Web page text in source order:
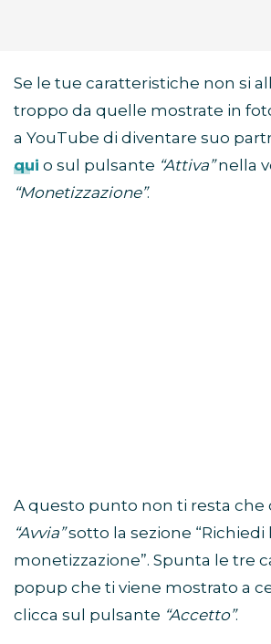
Se le tue caratteristiche non si
troppo da quelle mostrate in
a YouTube di diventare suo
qui o sul pulsante “Attiva”nella
“Monetizzazione”.
A questo punto non ti resta che
“Avvia”sotto la sezione “Richiedi
monetizzazione”. Spunta le tre
popup che ti viene mostrato a
clicca sul pulsante “Accetto”.